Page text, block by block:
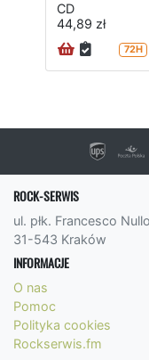
CD
44,89 zł
72H
ROCK-SERWIS
ul. płk. Francesco
31-543 Kraków
INFORMACJE
O nas
Pomoc
Polityka cookies
Rockserwis.fm